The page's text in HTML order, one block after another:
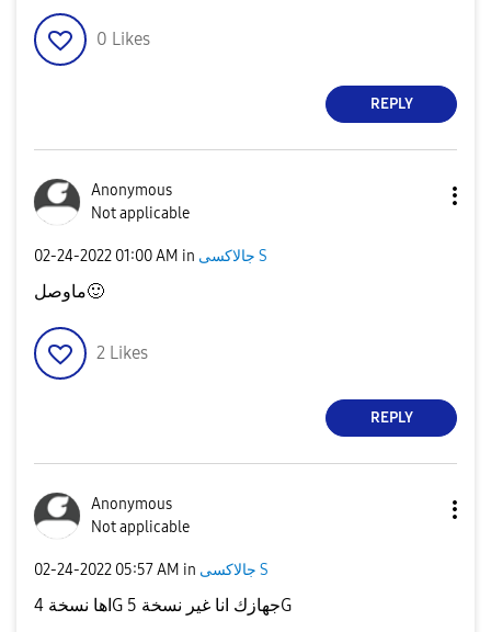
0 Likes
REPLY
Anonymous
Not applicable
‎02-24-2022 01:00 AM in جالاكسى S
ماوصل🙂
2 Likes
REPLY
Anonymous
Not applicable
‎02-24-2022 05:57 AM in جالاكسى S
اها نسخة 4G جهازك انا غير نسخة 5G